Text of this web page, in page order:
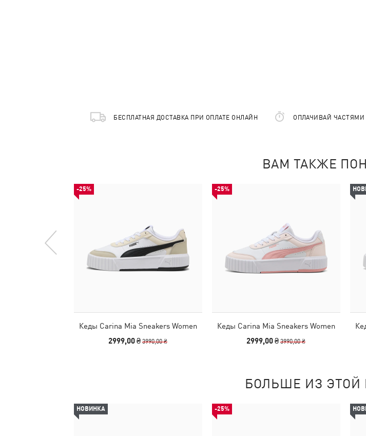
БЕСПЛАТНАЯ ДОСТАВКА ПРИ ОПЛАТЕ ОНЛАЙН ОПЛАЧИВАЙ ЧАСТЯМИ
ВАМ ТАКЖЕ
-25%
Кеды Carina Mia Sneakers Women
2999,00 ₴3990,00 ₴
-25%
Кеды Carina Mia Sneakers Women
2999,00 ₴3990,00 ₴
БОЛЬШЕ ИЗ ЭТОЙ
НОВИНКА -25%